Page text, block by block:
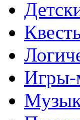
Игры-